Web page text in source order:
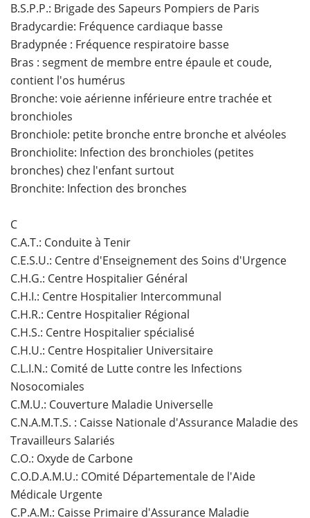
B.S.P.P.: Brigade des Sapeurs Pompiers de Paris
Bradycardie: Fréquence cardiaque basse
Bradypnée : Fréquence respiratoire basse
Bras : segment de membre entre épaule et coude,
contient l'os humérus
Bronche: voie aérienne inférieure entre trachée et
bronchioles
Bronchiole: petite bronche entre bronche et alvéoles
Bronchiolite: Infection des bronchioles (petites
bronches) chez l'enfant surtout
Bronchite: Infection des bronches
C
C.A.T.: Conduite à Tenir
C.E.S.U.: Centre d'Enseignement des Soins d'Urgence
C.H.G.: Centre Hospitalier Général
C.H.I.: Centre Hospitalier Intercommunal
C.H.R.: Centre Hospitalier Régional
C.H.S.: Centre Hospitalier spécialisé
C.H.U.: Centre Hospitalier Universitaire
C.L.I.N.: Comité de Lutte contre les Infections
Nosocomiales
C.M.U.: Couverture Maladie Universelle
C.N.A.M.T.S. : Caisse Nationale d'Assurance Maladie des
Travailleurs Salariés
C.O.: Oxyde de Carbone
C.O.D.A.M.U.: COmité Départementale de l'Aide
Médicale Urgente
C.P.A.M.: Caisse Primaire d'Assurance Maladie